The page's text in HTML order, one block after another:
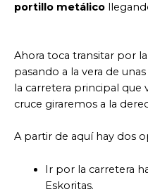
portillo metálico
Ahora toca transitar por la
pasando a la vera de
la carretera principal que
cruce giraremos a la
A partir de aquí hay dos
Ir por la carretera
Eskoritas.